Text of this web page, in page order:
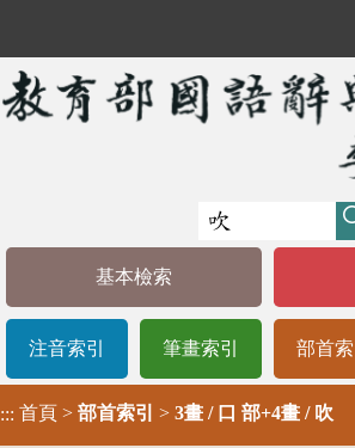
基本檢索
注音索引 筆畫索引 部首索
::: 首頁 > 部首索引 > 3畫 / 口 部+4畫 / 吹